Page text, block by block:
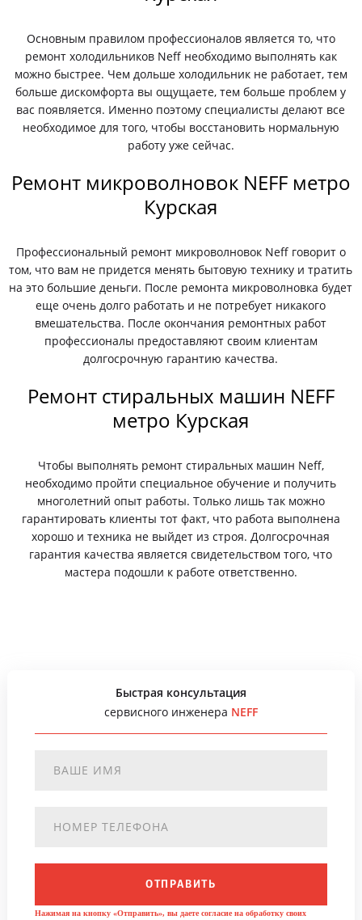
Основным правилом профессионалов является то, что
ремонт холодильников Neff необходимо выполнять как
можно быстрее. Чем дольше холодильник не работает, тем
больше дискомфорта вы ощущаете, тем больше проблем у
вас появляется. Именно поэтому специалисты делают все
необходимое для того, чтобы восстановить нормальную
работу уже сейчас.
Ремонт микроволновок NEFF метро
Курская
Профессиональный ремонт микроволновок Neff говорит о
том, что вам не придется менять бытовую технику и тратить
на это большие деньги. После ремонта микроволновка будет
еще очень долго работать и не потребует никакого
вмешательства. После окончания ремонтных работ
профессионалы предоставляют своим клиентам
долгосрочную гарантию качества.
Ремонт стиральных машин NEFF
метро Курская
Чтобы выполнять ремонт стиральных машин Neff,
необходимо пройти специальное обучение и получить
многолетний опыт работы. Только лишь так можно
гарантировать клиенты тот факт, что работа выполнена
хорошо и техника не выйдет из строя. Долгосрочная
гарантия качества является свидетельством того, что
мастера подошли к работе ответственно.
Быстрая консультация
сервисного инженера NEFF
ОТПРАВИТЬ
Нажимая на кнопку «Отправить», вы даете согласие на обработку своих